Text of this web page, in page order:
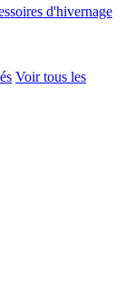
d'hivernage
Voir tous les